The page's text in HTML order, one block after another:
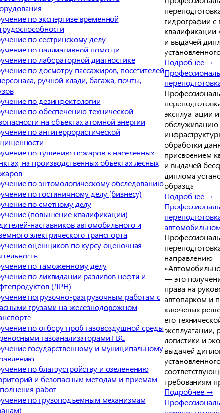
по экспертизе временной
по сестринскому делу
по паллиативной помощи
по лабораторной диагностике
по досмотру пассажиров, посетителей
ручной клади, багажа, почты,
по дезинфектологии
по обеспечению технической
на объектах атомной энергии
по антитеррористической
по тушению пожаров в населенных
на производственных объектах лесных
по энтомологическому обследованию
по гостиничному делу (бизнесу)
по сметному делу
(повышение квалификации)
наставников автомобильного и
электрического транспорта
оценщиков по курсу оценочная
по таможенному делу
по ликвидации разливов нефти и
(ЛРН)
погрузочно-разгрузочным работам с
грузами на железнодорожном
по отбору проб газовоздушной среды
газоанализаторами ГВС
государственному и муниципальному
по благоустройству и озеленению
и безопасным методам и приемам
работ
по грузоподъемным механизмам
гидрографии с
квалификации
и выдачей
Подробнее →
эксплуатации и
обслуживанию
обработки
присвоением
и выдачей
диплома
образца
Подробнее →
направлению
— это
права на
автопарком и
ключевых
его
эксплуатации,
логистики и
выдачей
требованиям
Подробнее →